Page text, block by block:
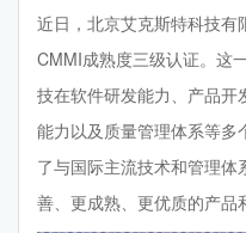
近日，北京艾克斯特科技有
CMMI成熟度三级认证。这
技在软件研发能力、产品
能力以及质量管理体系等
了与国际主流技术和管理
善、更成熟、更优质的产品